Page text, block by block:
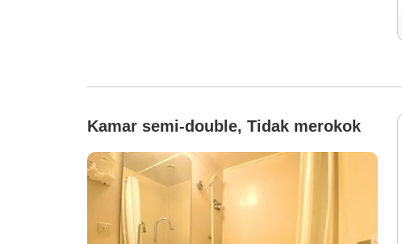
Kamar semi-double, Tidak merokok